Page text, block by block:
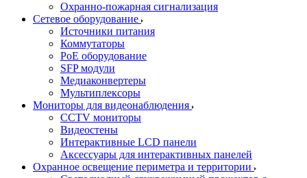
Охранно-пожарная сигнализация
Сетевое оборудование
Источники питания
Коммутаторы
PoE оборудование
SFP модули
Медиаконвертеры
Мультиплексоры
Мониторы для видеонаблюдения
CCTV мониторы
Видеостены
Интерактивные LCD панели
Аксессуары для интерактивных панелей
Охранное освещение периметра и территории